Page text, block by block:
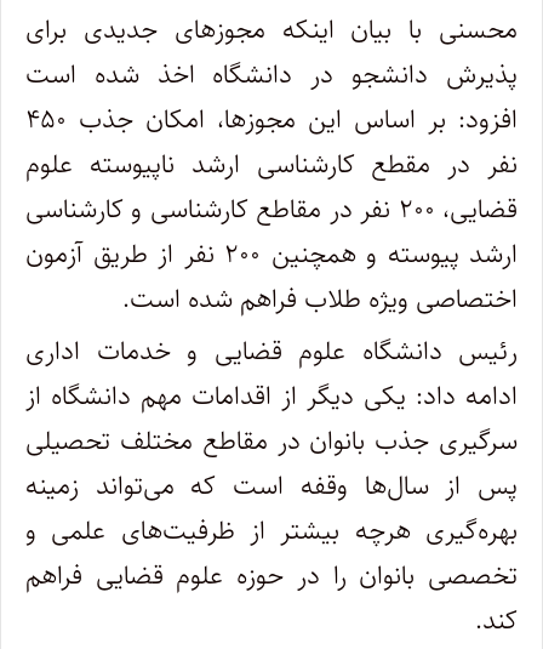
محسنی با بیان اینکه مجوز‌های جدیدی برای
پذیرش دانشجو در دانشگاه اخذ شده است
افزود: بر اساس این مجوزها، امکان جذب ۴۵۰
نفر در مقطع کارشناسی ارشد ناپیوسته علوم
قضایی، ۲۰۰ نفر در مقاطع کارشناسی و کارشناسی
ارشد پیوسته و همچنین ۲۰۰ نفر از طریق آزمون
اختصاصی ویژه طلاب فراهم شده است.
رئیس دانشگاه علوم قضایی و خدمات اداری
ادامه داد: یکی دیگر از اقدامات مهم دانشگاه از
سرگیری جذب بانوان در مقاطع مختلف تحصیلی
پس از سال‌ها وقفه است که می‌تواند زمینه
بهره‌گیری هرچه بیشتر از ظرفیت‌های علمی و
تخصصی بانوان را در حوزه علوم قضایی فراهم
کند.